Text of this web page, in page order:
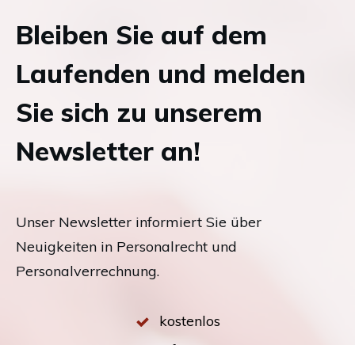
Bleiben Sie auf dem
Laufenden und melden
Sie sich zu unserem
Newsletter an!
Unser Newsletter informiert Sie über
Neuigkeiten in Personalrecht und
Personalverrechnung.
kostenlos